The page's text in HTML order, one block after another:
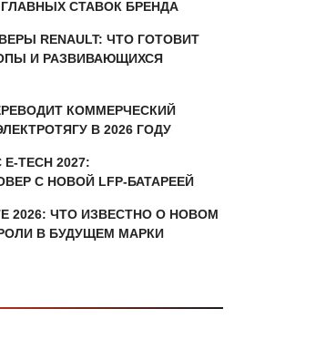
СТАВОК БРЕНДА
RENAULT: ЧТО ГОТОВИТ
И РАЗВИВАЮЩИХСЯ
КОММЕРЧЕСКИЙ
В 2026 ГОДУ
E-TECH 2027:
С НОВОЙ LFP-БАТАРЕЕЙ
2026: ЧТО ИЗВЕСТНО О НОВОМ
В БУДУЩЕМ МАРКИ